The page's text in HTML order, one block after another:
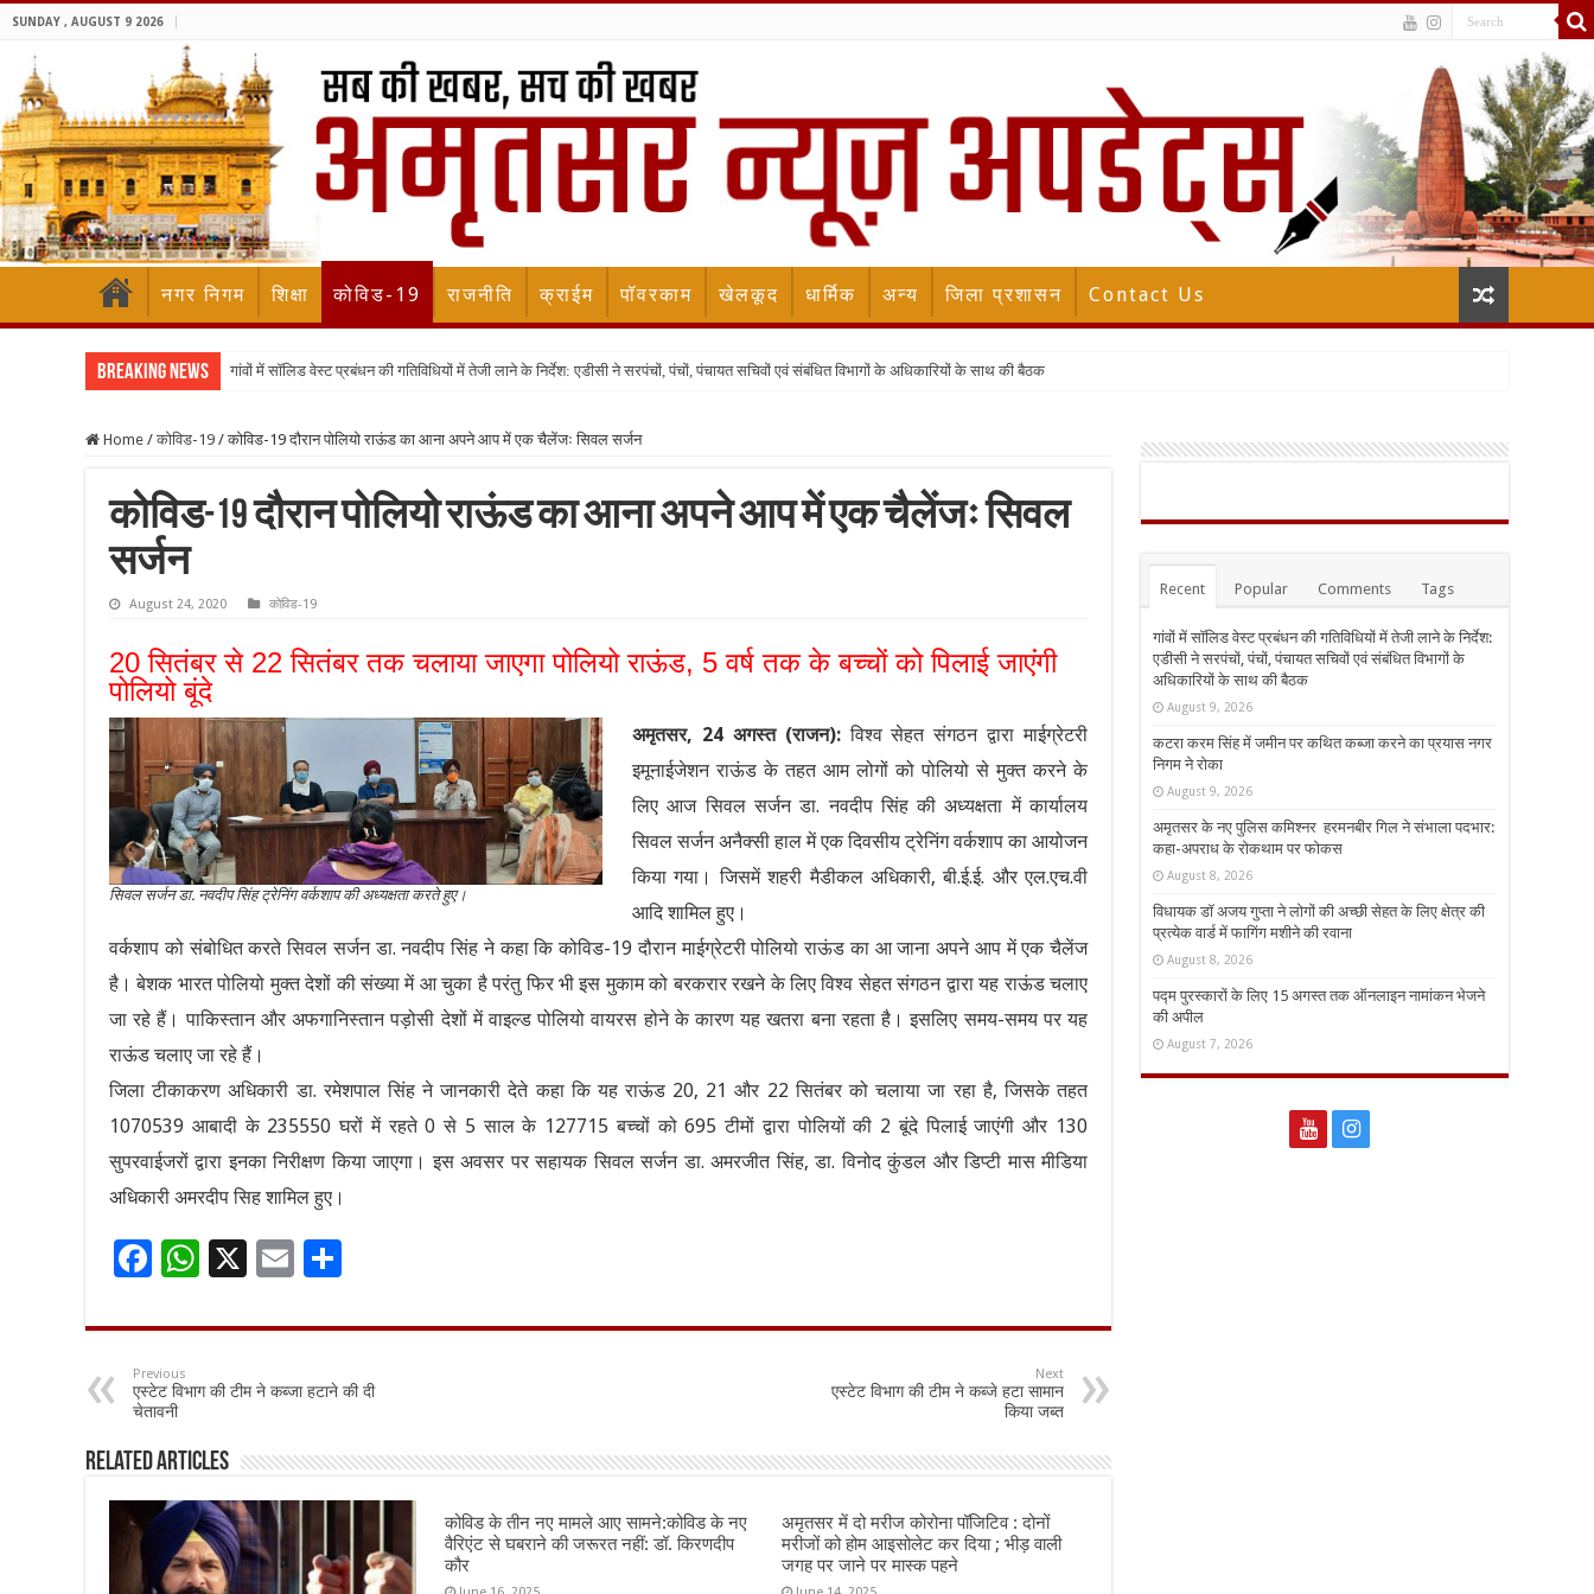
SUNDAY , AUGUST 9 2026
नगर निगम शिक्षा कोविड-19 राजनीति क्राईम पॉवरकाम खेलकूद धार्मिक अन्य जिला प्रशासन Contact Us
Breaking News गांवों में सॉलिड वेस्ट प्रबंधन की गतिविधियों में तेजी लाने के निर्देश: एडीसी ने सरपंचों, पंचों, पंचायत सचिवों एवं संबंधित विभागों के अधिकारियों के साथ की बैठक
Home / कोविड-19 / कोविड-19 दौरान पोलियो राऊंड का आना अपने आप में एक चैलेंजः सिवल सर्जन
कोविड-19 दौरान पोलियो राऊंड का आना अपने आप में एक चैलेंजः सिवल
सर्जन
August 24, 2020 कोविड-19
20 सितंबर से 22 सितंबर तक चलाया जाएगा पोलियो राऊंड, 5 वर्ष तक के बच्चों को पिलाई जाएंंगी
पोलियो बूंदे
सिवल सर्जन डा. नवदीप सिंह ट्रेनिंग वर्कशाप की अध्यक्षता करते हुए।
अमृतसर, 24 अगस्त (राजन):विश्व सेहत संगठन द्वारा माईग्रेटरी
इमूनाईजेशन राऊंड के तहत आम लोगों को पोलियो से मुक्त करने के
लिए आज सिवल सर्जन डा. नवदीप सिंह की अध्यक्षता में कार्यालय
सिवल सर्जन अनैक्सी हाल में एक दिवसीय ट्रेनिंग वर्कशाप का आयोजन
किया गया। जिसमें शहरी मैडीकल अधिकारी, बी.ई.ई. और एल.एच.वी
आदि शामिल हुए।
वर्कशाप को संबोधित करते सिवल सर्जन डा. नवदीप सिंह ने कहा कि कोविड-19 दौरान माईग्रेटरी पोलियो राऊंड का आ जाना अपने आप में एक चैलेंज
है। बेशक भारत पोलियो मुक्त देशों की संख्या में आ चुका है परंतु फिर भी इस मुकाम को बरकरार रखने के लिए विश्व सेहत संगठन द्वारा यह राऊंड चलाए
जा रहे हैं। पाकिस्तान और अफगानिस्तान पड़ोसी देशों में वाइल्ड पोलियो वायरस होने के कारण यह खतरा बना रहता है। इसलिए समय-समय पर यह
राऊंड चलाए जा रहे हैं।
जिला टीकाकरण अधिकारी डा. रमेशपाल सिंह ने जानकारी देते कहा कि यह राऊंड 20, 21 और 22 सितंबर को चलाया जा रहा है, जिसके तहत
1070539 आबादी के 235550 घरों में रहते 0 से 5 साल के 127715 बच्चों को 695 टीमों द्वारा पोलियों की 2 बूंदे पिलाई जाएंगी और 130
सुपरवाईजरों द्वारा इनका निरीक्षण किया जाएगा। इस अवसर पर सहायक सिवल सर्जन डा. अमरजीत सिंह, डा. विनोद कुंडल और डिप्टी मास मीडिया
अधिकारी अमरदीप सिह शामिल हुए।
F
e
b
o
o
W
at
sA
p
p
X
E
ai ar
e
Previous
एस्टेट विभाग की टीम ने कब्जा हटाने की दी
चेतावनी
Next
एस्टेट विभाग की टीम ने कब्जे हटा सामान
किया जब्त
Related Articles
कोविड के तीन नए मामले आए सामने:कोविड के नए
वैरिएंट से घबराने की जरूरत नहीं: डॉ. किरणदीप
कौर
अमृतसर में दो मरीज कोरोना पॉजिटिव : दोनों
मरीजों को होम आइसोलेट कर दिया ; भीड़ वाली
जगह पर जाने पर मास्क पहने
Recent Popular Comments Tags
गांवों में सॉलिड वेस्ट प्रबंधन की गतिविधियों में तेजी लाने के निर्देश:
एडीसी ने सरपंचों, पंचों, पंचायत सचिवों एवं संबंधित विभागों के
अधिकारियों के साथ की बैठक
August 9, 2026
कटरा करम सिंह में जमीन पर कथित कब्जा करने का प्रयास नगर
निगम ने रोका
August 9, 2026
अमृतसर के नए पुलिस कमिश्नर हरमनबीर गिल ने संभाला पदभार:
कहा-अपराध के रोकथाम पर फोकस
August 8, 2026
विधायक डॉ अजय गुप्ता ने लोगों की अच्छी सेहत के लिए क्षेत्र की
प्रत्येक वार्ड में फागिंग मशीने की रवाना
August 8, 2026
पद्म पुरस्कारों के लिए 15 अगस्त तक ऑनलाइन नामांकन भेजने
की अपील
August 7, 2026